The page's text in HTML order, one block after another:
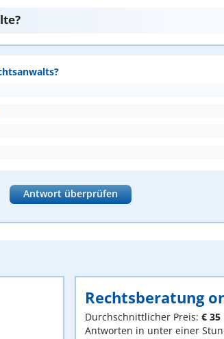
Antwort überprüfen
Rechtsberatung
Durchschnittlicher Preis: € 35
Antworten in unter einer